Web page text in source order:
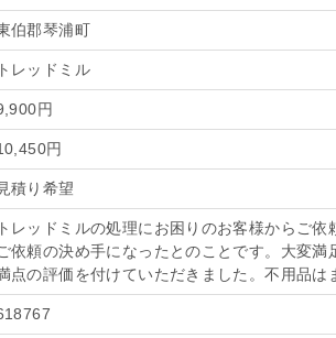
伯郡琴浦町
トレッドミル
円
円
見積り希望
トレッドミルの処理にお困りのお客様からご
依頼の決め手になったとのことです。大変
点の評価を付けていただきました。不用品は